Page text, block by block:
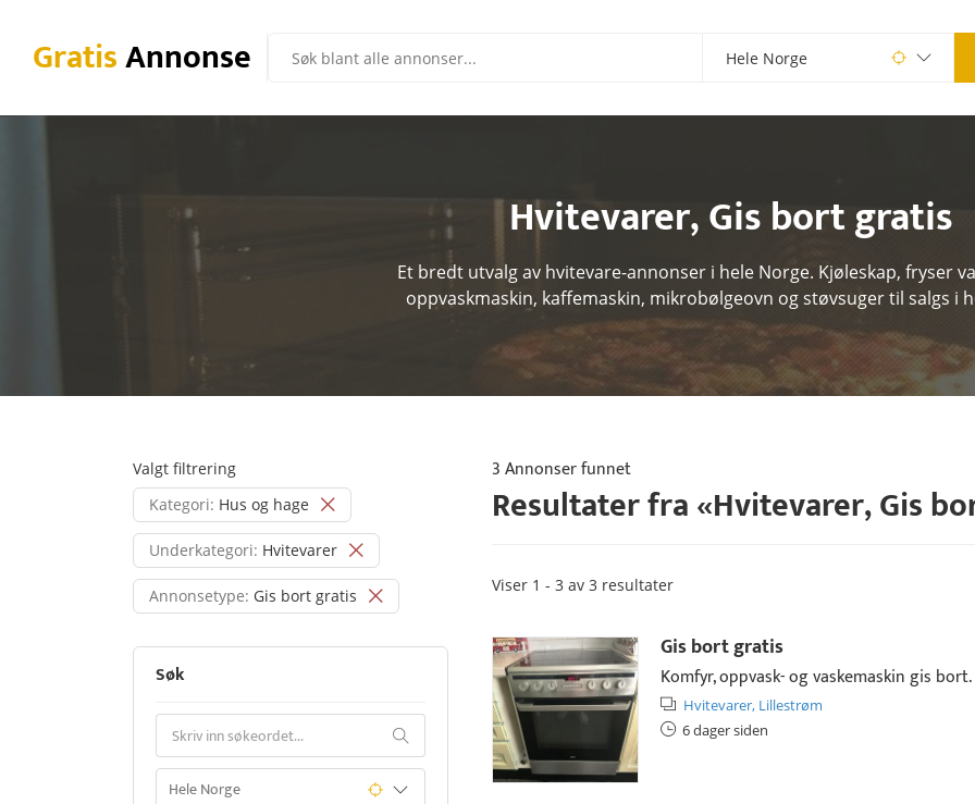
GratisAnnonse
Hvitevarer,Gis bort gratis
Et bredt utvalg av hvitevare-annonser i hele Norge. Kjøleskap, fryser
oppvaskmaskin, kaffemaskin, mikrobølgeovn og støvsuger til salgs i
Valgt filtrering
Kategori: Hus og hage
Underkategori: Hvitevarer
Annonsetype: Gis bort gratis
Søk
3 Annonser funnet
Resultater fra «Hvitevarer,Gis
Viser 1 - 3 av 3 resultater
Gis bort gratis
Komfyr, oppvask- og vaskemaskin gis
Hvitevarer, Lillestrøm
6 dager siden